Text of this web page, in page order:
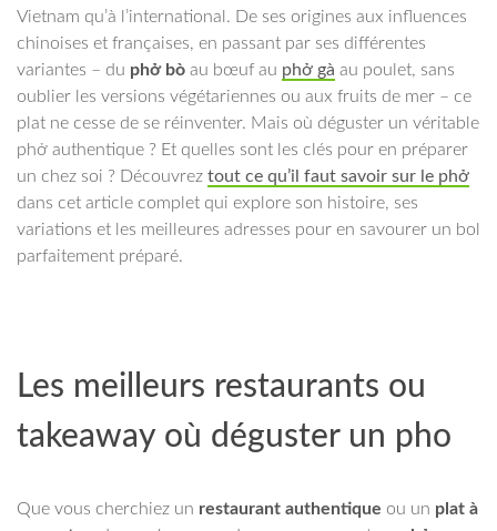
Vietnam qu’à l’international. De ses origines aux influences
chinoises et françaises, en passant par ses différentes
variantes – du phở bò au bœuf au phở gà au poulet, sans
oublier les versions végétariennes ou aux fruits de mer – ce
plat ne cesse de se réinventer. Mais où déguster un véritable
phở authentique ? Et quelles sont les clés pour en préparer
un chez soi ? Découvrez tout ce qu’il faut savoir sur le phở
dans cet article complet qui explore son histoire, ses
variations et les meilleures adresses pour en savourer un bol
parfaitement préparé.
Les meilleurs restaurants ou
takeaway où déguster un pho
Que vous cherchiez un restaurant authentique ou un plat à